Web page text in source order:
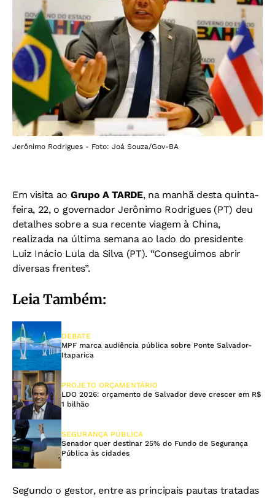
Jerônimo Rodrigues - Foto: Joá Souza/Gov-BA
Em visita ao Grupo A TARDE, na manhã desta quinta-
feira, 22, o governador Jerônimo Rodrigues (PT) deu
detalhes sobre a sua recente viagem à China,
realizada na última semana ao lado do presidente
Luiz Inácio Lula da Silva (PT). “Conseguimos abrir
diversas frentes”.
Leia Também:
DEBATE
MPF marca audiência pública sobre Ponte Salvador-
Itaparica
PROJETO ORÇAMENTÁRIO
LDO 2026: orçamento de Salvador deve crescer em R$
1 bilhão
SEGURANÇA PÚBLICA
Senador quer destinar 25% do Fundo de Segurança
Pública às cidades
Segundo o gestor, entre as principais pautas tratadas